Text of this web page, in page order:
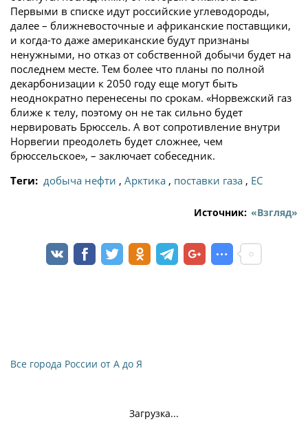
Первыми в списке идут российские углеводороды,
далее – ближневосточные и африканские поставщики,
и когда-то даже американские будут признаны
ненужными, но отказ от собственной добычи будет на
последнем месте. Тем более что планы по полной
декарбонизации к 2050 году еще могут быть
неоднократно перенесены по срокам. «Норвежский газ
ближе к телу, поэтому он не так сильно будет
нервировать Брюссель. А вот сопротивление внутри
Норвегии преодолеть будет сложнее, чем
брюссельское», – заключает собеседник.
Теги: добыча нефти , Арктика , поставки газа , ЕС
Источник: «Взгляд»
Все города России от А до Я
Загрузка...